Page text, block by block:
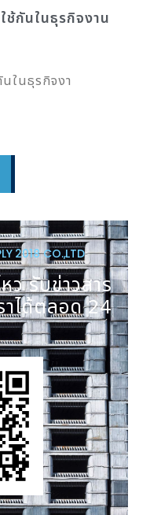
ช้กันในธุรกิจงาน
ในธุรกิจงา
2018 CO.,LTD
ว รับข่าวสาร
าได้ตลอด 24